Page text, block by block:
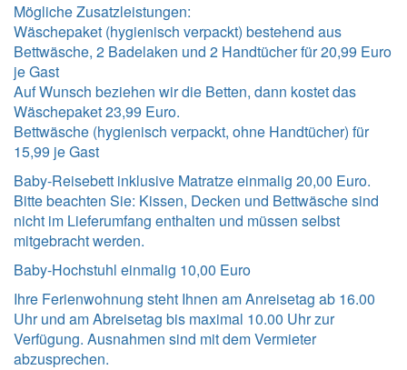
Mögliche Zusatzleistungen:
Wäschepaket (hygienisch verpackt) bestehend aus
Bettwäsche, 2 Badelaken und 2 Handtücher für 20,99 Euro
je Gast
Auf Wunsch beziehen wir die Betten, dann kostet das
Wäschepaket 23,99 Euro.
Bettwäsche (hygienisch verpackt, ohne Handtücher) für
15,99 je Gast
Baby-Reisebett inklusive Matratze einmalig 20,00 Euro.
Bitte beachten Sie: Kissen, Decken und Bettwäsche sind
nicht im Lieferumfang enthalten und müssen selbst
mitgebracht werden.
Baby-Hochstuhl einmalig 10,00 Euro
Ihre Ferienwohnung steht Ihnen am Anreisetag ab 16.00
Uhr und am Abreisetag bis maximal 10.00 Uhr zur
Verfügung. Ausnahmen sind mit dem Vermieter
abzusprechen.